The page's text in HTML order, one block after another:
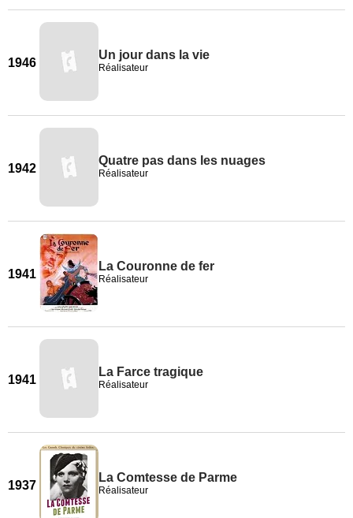
1946
Un jour dans la vie
Réalisateur
1942
Quatre pas dans les nuages
Réalisateur
1941
La Couronne de fer
Réalisateur
1941
La Farce tragique
Réalisateur
1937
La Comtesse de Parme
Réalisateur